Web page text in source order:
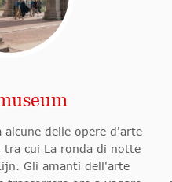
delle opere d'arte
tra cui La ronda di notte
Gli amanti dell'arte